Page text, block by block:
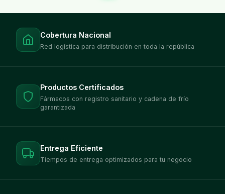
Cobertura Nacional
Red logística para distribución en toda la república
Productos Certificados
Fármacos con registro sanitario y cadena de frío
garantizada
Entrega Eficiente
Tiempos de entrega optimizados para tu negocio